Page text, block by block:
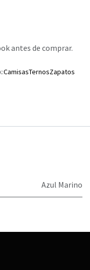
antes de comprar.
CamisasTernosZapatos
Azul Marino